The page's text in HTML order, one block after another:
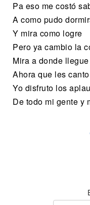
Pa eso me costó
A como pudo
Y mira como logre
Pero ya cambio la
Mira a donde llegue
Ahora que les
Yo disfruto los
De todo mi gente y